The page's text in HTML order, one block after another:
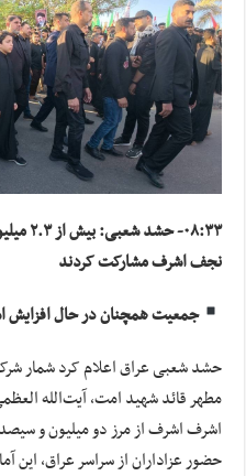
نجف اشرف مشارکت کردند
جمعیت همچنان در حال
حشد شعبی عراق اعلام کرد شمار
مطهر قائد شهید امت، آیت‌الله
اشرف اشرف از مرز دو میلیون و سیصد
حضور عزاداران از سراسر عراق، این